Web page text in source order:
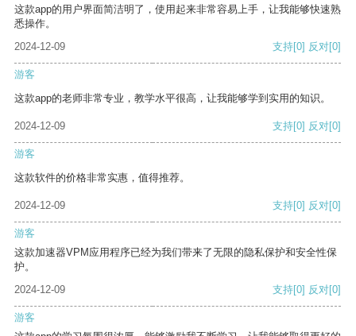
这款app的用户界面简洁明了，使用起来非常容易上手，让我能够快速熟
悉操作。
2024-12-09
支持[0] 反对[0]
游客
这款app的老师非常专业，教学水平很高，让我能够学到实用的知识。
2024-12-09 支持[0] 反对[0]
游客
这款软件的价格非常实惠，值得推荐。
2024-12-09 支持[0] 反对[0]
游客
这款加速器VPM应用程序已经为我们带来了无限的隐私保护和安全性保
护。
2024-12-09
支持[0] 反对[0]
游客